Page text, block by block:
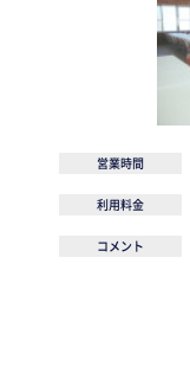
営業時間
利用料金
コメント